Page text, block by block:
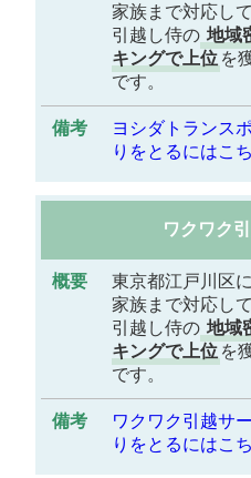
家族まで対応し
引越し侍の 地域
キングで上位 を
です。
ヨシダトランス
りをとるにはこ
ワクワク
東京都江戸川区
家族まで対応し
引越し侍の 地域
キングで上位 を
です。
ワクワク引越サ
りをとるにはこ